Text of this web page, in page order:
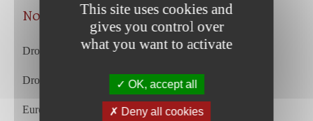
Nos articles les plus récents
Droit du travail – juillet 2026
Droit commercial et des affaires – juillet 2026
European Court of Justice – july 2026
This site uses cookies and
gives you control over
what you want to activate
OK, accept all
Deny all cookies